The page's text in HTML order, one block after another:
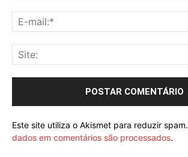
Este site utiliza o Akismet para reduzir spam.
dados em comentários são processados.